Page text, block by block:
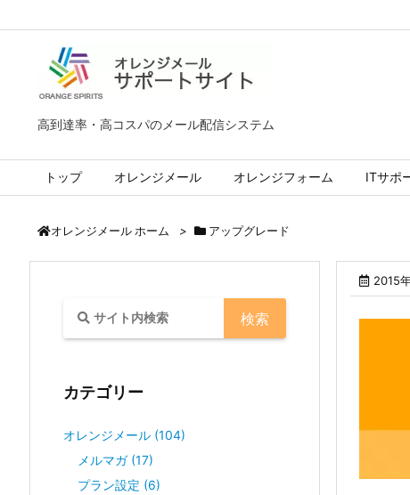
高到達率・高コスパのメール配信システム
トップ オレンジメール オレンジフォーム ITサポ
オレンジメール ホーム > アップグレード
2015
カテゴリー
オレンジメール (104)
メルマガ (17)
プラン設定 (6)